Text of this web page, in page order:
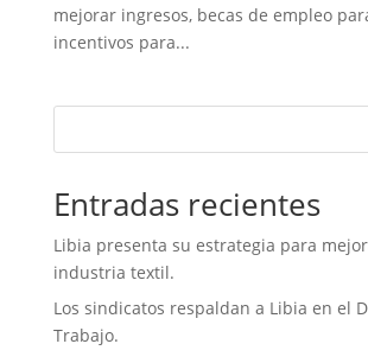
mejorar ingresos, becas de empleo
incentivos para...
Entradas recientes
Libia presenta su estrategia para
industria textil.
Los sindicatos respaldan a Libia en el
Trabajo.